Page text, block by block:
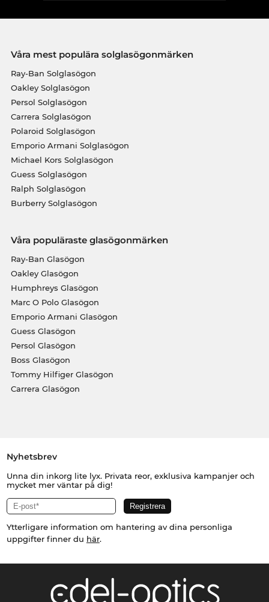
Våra mest populära solglasögonmärken
Ray-Ban Solglasögon
Oakley Solglasögon
Persol Solglasögon
Carrera Solglasögon
Polaroid Solglasögon
Emporio Armani Solglasögon
Michael Kors Solglasögon
Guess Solglasögon
Ralph Solglasögon
Burberry Solglasögon
Våra populäraste glasögonmärken
Ray-Ban Glasögon
Oakley Glasögon
Humphreys Glasögon
Marc O Polo Glasögon
Emporio Armani Glasögon
Guess Glasögon
Persol Glasögon
Boss Glasögon
Tommy Hilfiger Glasögon
Carrera Glasögon
Nyhetsbrev
Unna din inkorg lite lyx. Privata reor, exklusiva kampanjer och
mycket mer väntar på dig!
Ytterligare information om hantering av dina personliga
uppgifter finner du här.